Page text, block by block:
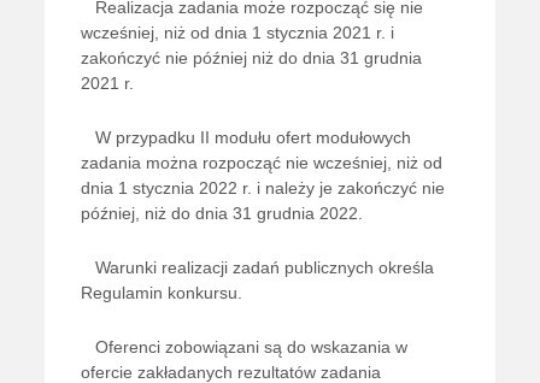
Realizacja zadania może rozpocząć się nie
wcześniej, niż od dnia 1 stycznia 2021 r. i
zakończyć nie później niż do dnia 31 grudnia
2021 r.
W przypadku II modułu ofert modułowych
zadania można rozpocząć nie wcześniej, niż od
dnia 1 stycznia 2022 r. i należy je zakończyć nie
później, niż do dnia 31 grudnia 2022.
Warunki realizacji zadań publicznych określa
Regulamin konkursu.
Oferenci zobowiązani są do wskazania w
ofercie zakładanych rezultatów zadania